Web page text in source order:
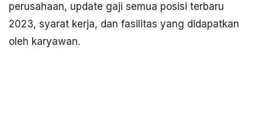
perusahaan, update gaji semua posisi terbaru
2023, syarat kerja, dan fasilitas yang didapatkan
oleh karyawan.